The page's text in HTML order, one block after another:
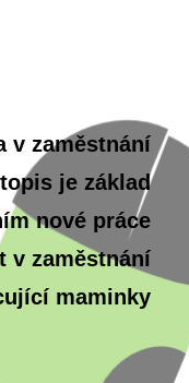
v zaměstnání
je základ
nové práce
v zaměstnání
maminky